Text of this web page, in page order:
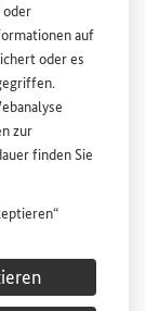
oder
auf
oder es
zur
finden Sie
des
und